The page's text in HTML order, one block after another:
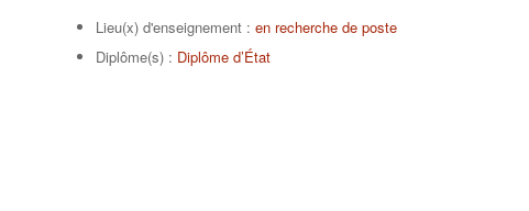
Lieu(x) d'enseignement : en recherche de poste
Diplôme(s) : Diplôme d’État